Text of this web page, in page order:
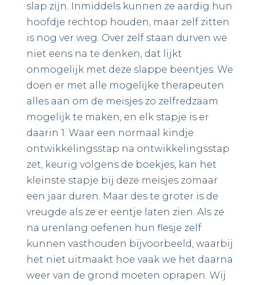
slap zijn. Inmiddels kunnen ze aardig hun
hoofdje rechtop houden, maar zelf zitten
is nog ver weg. Over zelf staan durven we
niet eens na te denken, dat lijkt
onmogelijk met deze slappe beentjes. We
doen er met alle mogelijke therapeuten
alles aan om de meisjes zo zelfredzaam
mogelijk te maken, en elk stapje is er
daarin 1. Waar een normaal kindje
ontwikkelingsstap na ontwikkelingsstap
zet, keurig volgens de boekjes, kan het
kleinste stapje bij deze meisjes zomaar
een jaar duren. Maar des te groter is de
vreugde als ze er eentje laten zien. Als ze
na urenlang oefenen hun flesje zelf
kunnen vasthouden bijvoorbeeld, waarbij
het niet uitmaakt hoe vaak we het daarna
weer van de grond moeten oprapen. Wij